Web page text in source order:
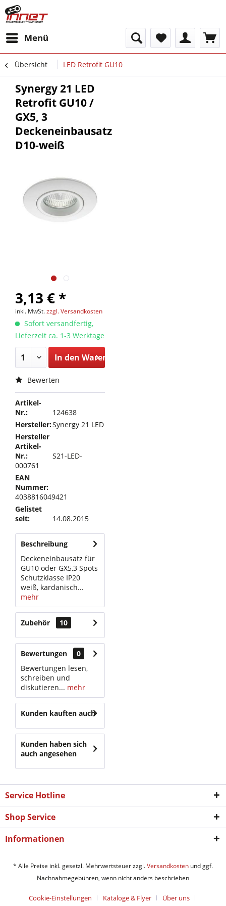
Menü
Übersicht LED Retrofit GU10
Synergy 21 LED
Retrofit GU10 /
GX5, 3
Deckeneinbausatz
D10-weiß
3,13 € *
inkl. MwSt.zzgl. Versandkosten
Sofort versandfertig,
Lieferzeit ca. 1-3 Werktage
In den Warenkorb
Bewerten
Artikel-
Nr.:
124638
Hersteller:Synergy 21 LED
Hersteller
Artikel-
Nr.:
S21-LED-
000761
EAN
Nummer:
4038816049421
Gelistet
seit:
14.08.2015
Beschreibung
Deckeneinbausatz für
GU10 oder GX5,3 Spots
Schutzklasse IP20
weiß, kardanisch...
mehr
Zubehör 10
Bewertungen
0
Bewertungen lesen,
schreiben und
diskutieren... mehr
Kunden kauften auch
Kunden haben sich
auch angesehen
Service Hotline
Shop Service
Informationen
* Alle Preise inkl. gesetzl. Mehrwertsteuer zzgl.Versandkosten und ggf.
Nachnahmegebühren, wenn nicht anders beschrieben
Cookie-Einstellungen Kataloge & Flyer Über uns